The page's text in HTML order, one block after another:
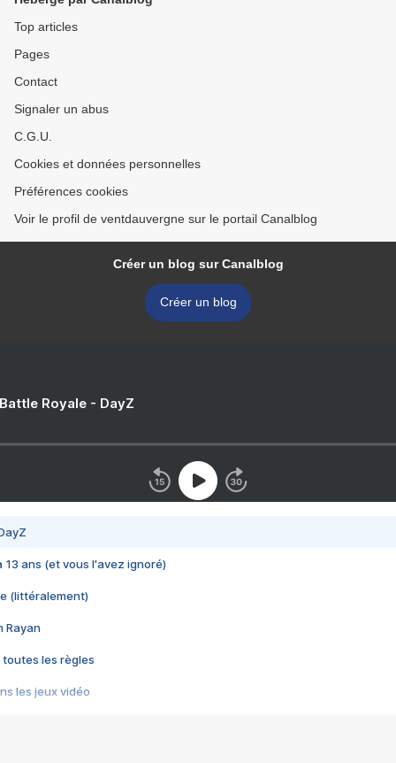
Top articles
Pages
Contact
Signaler un abus
C.G.U.
Cookies et données personnelles
Préférences cookies
Voir le profil de ventdauvergne sur le portail Canalblog
Créer un blog sur Canalblog
Créer un blog
Royale - DayZ
13 ans (et vous l'avez ignoré)
(littéralement)
Rayan
toutes les règles
les jeux vidéo